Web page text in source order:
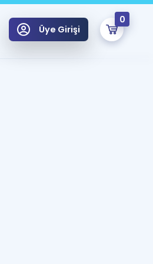
Üye Girişi
0
onlarca eğitim seni bekliyor!